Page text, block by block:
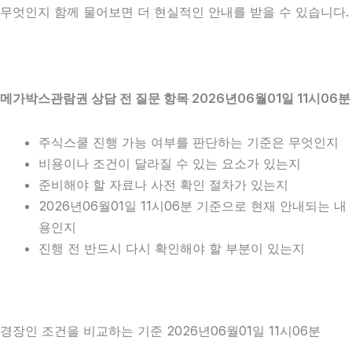
무엇인지 함께 물어보면 더 현실적인 안내를 받을 수 있습니다.
메가박스관람권 상담 전 질문 항목 2026년06월01일 11시06분
주식스쿨 진행 가능 여부를 판단하는 기준은 무엇인지
비용이나 조건이 달라질 수 있는 요소가 있는지
준비해야 할 자료나 사전 확인 절차가 있는지
2026년06월01일 11시06분 기준으로 현재 안내되는 내
용인지
진행 전 반드시 다시 확인해야 할 부분이 있는지
경장인 조건을 비교하는 기준 2026년06월01일 11시06분